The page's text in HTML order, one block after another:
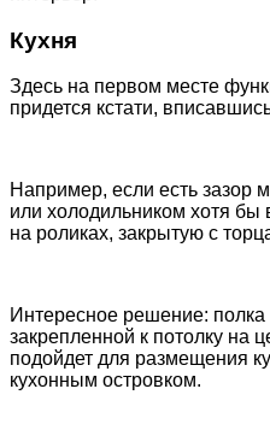
Кухня
Здесь на первом месте
придется кстати,
Например, если есть зазор
или холодильником хотя бы
на роликах, закрытую с
Интересное решение: полка
закрепленной к потолку на
подойдет для размещения
кухонным островком.